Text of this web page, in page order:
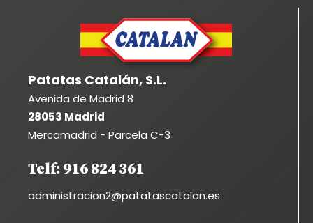
Patatas Catalán, S.L.
Avenida de Madrid 8
28053 Madrid
Mercamadrid - Parcela C-3
Telf: 916 824 361
administracion2@patatascatalan.es